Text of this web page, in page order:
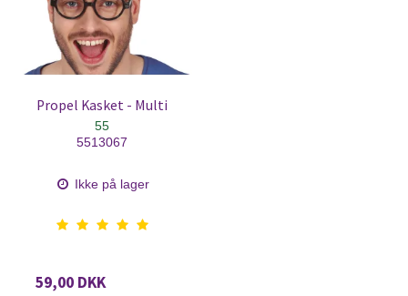
Propel Kasket - Multi
55
5513067
Ikke på lager
59,00 DKK